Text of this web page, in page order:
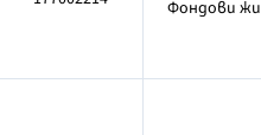
Фондови